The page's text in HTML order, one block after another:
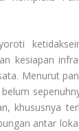
kesiapan
Menurut
khususnya
antar